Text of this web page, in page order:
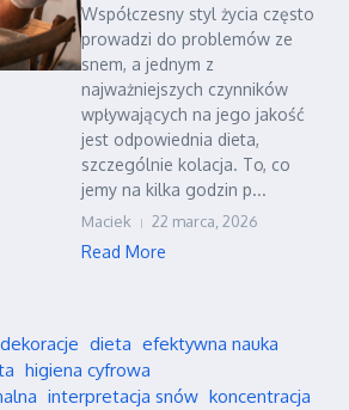
Współczesny styl życia często
prowadzi do problemów ze
snem, a jednym z
najważniejszych czynników
wpływających na jego jakość
jest odpowiednia dieta,
szczególnie kolacja. To, co
jemy na kilka godzin p...
Maciek 22 marca, 2026
Read More
dekoracje dieta efektywna nauka
higiena cyfrowa
interpretacja snów koncentracja